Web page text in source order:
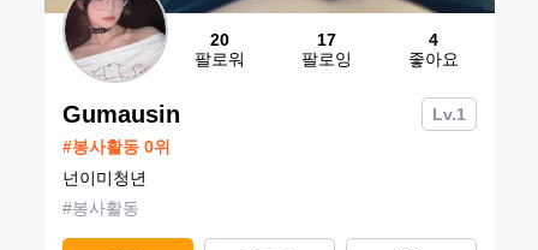
20
팔로워
17
팔로잉
4
좋아요
Gumausin Lv.1
#봉사활동 0위
넌이미청년
#봉사활동